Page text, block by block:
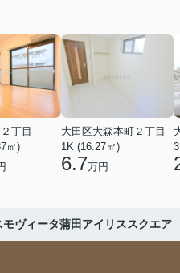
丁目
㎡)
大田区大森本町２丁目
1K (16.27㎡)
6.7万円
モヴィータ蒲田アイリススクエア